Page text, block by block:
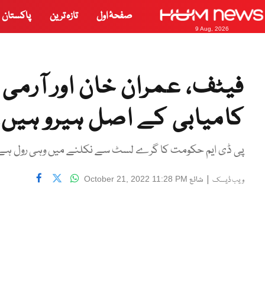
9 Aug, 2026
صفحۂ اول تازہ ترین پاکستان
فیٹف، عمران خان اور
کامیابی کے اصل ہیرو ہیں،
پی ڈی ایم حکومت کا گرے لسٹ سے نکلنے میں وہی رول ہے
ویب ڈیسک | شائع October 21, 2022 11:28 PM